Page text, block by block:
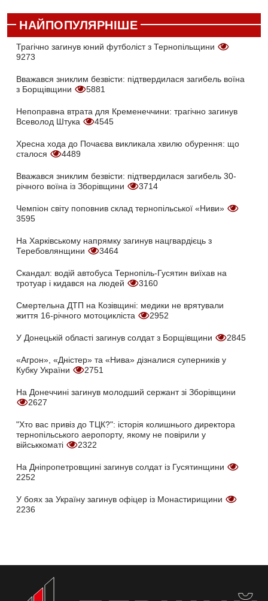
НАЙПОПУЛЯРНІШЕ
Трагічно загинув юний футболіст з Тернопільщини
9273
Вважався зниклим безвісти: підтвердилася загибель воїна
з Борщівщини
5881
Непоправна втрата для Кременеччини: трагічно загинув
Всеволод Штука
4545
Хресна хода до Почаєва викликала хвилю обурення: що
сталося
4489
Вважався зниклим безвісти: підтвердилася загибель 30-
річного воїна із Зборівщини
3714
Чемпіон світу поповнив склад тернопільської «Ниви»
3595
На Харківському напрямку загинув нацгвардієць з
Теребовлянщини
3464
Скандал: водій автобуса Тернопіль-Гусятин виїхав на
тротуар і кидався на людей
3160
Смертельна ДТП на Козівщині: медики не врятували
життя 16-річного мотоцикліста
2952
У Донецькій області загинув солдат з Борщівщини 2845
«Агрон», «Дністер» та «Нива» дізналися суперників у
Кубку України
2751
На Донеччині загинув молодший сержант зі Зборівщини
2627
"Хто вас привіз до ТЦК?": історія колишнього директора
тернопільського аеропорту, якому не повірили у
військкоматі
2322
На Дніпропетровщині загинув солдат із Гусятинщини
2252
У боях за Україну загинув офіцер із Монастирищини
2236